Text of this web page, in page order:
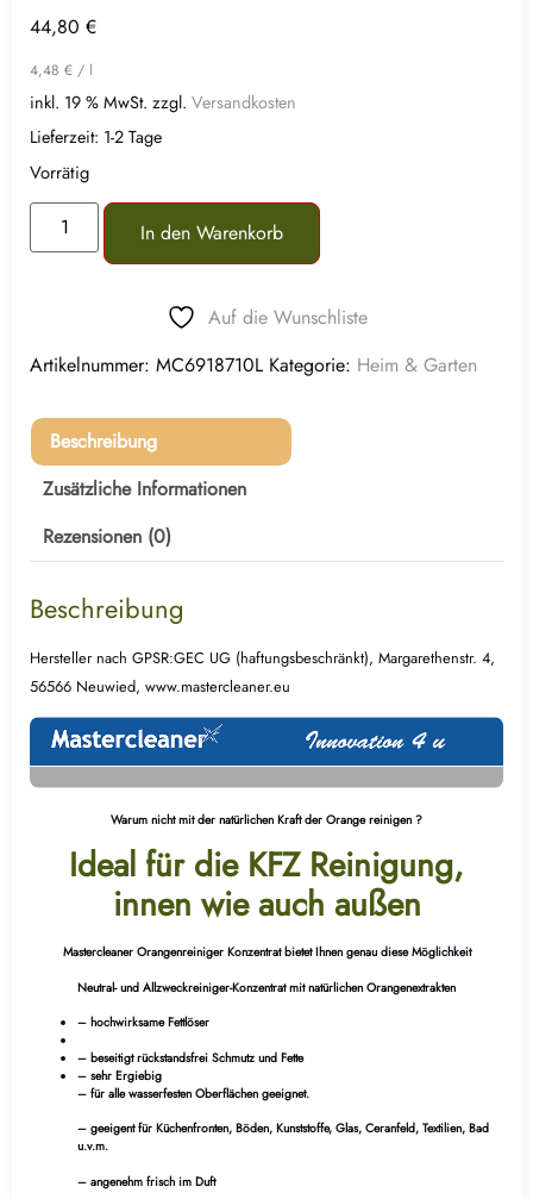
44,80 €
4,48 € / l
inkl. 19 % MwSt. zzgl. Versandkosten
Lieferzeit: 1-2 Tage
Vorrätig
In den Warenkorb
Auf die Wunschliste
Artikelnummer: MC6918710L Kategorie: Heim & Garten
Beschreibung
Zusätzliche Informationen
Rezensionen (0)
Beschreibung
Hersteller nach GPSR:GEC UG (haftungsbeschränkt), Margarethenstr. 4,
56566 Neuwied, www.mastercleaner.eu
Warum nicht mit der natürlichen Kraft der Orange reinigen ?
Ideal für die KFZ Reinigung,
innen wie auch außen
Mastercleaner Orangenreiniger Konzentrat bietet Ihnen genau diese Möglichkeit
Neutral- und Allzweckreiniger-Konzentrat mit natürlichen Orangenextrakten
– hochwirksame Fettlöser
– beseitigt rückstandsfrei Schmutz und Fette
– sehr Ergiebig
– für alle wasserfesten Oberflächen geeignet.
– geeigent für Küchenfronten, Böden, Kunststoffe, Glas, Ceranfeld, Textilien, Bad
u.v.m.
– angenehm frisch im Duft